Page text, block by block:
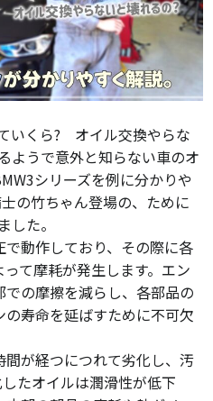
いくら? オイル交換やらな
ようで意外と知らない車のオ
シリーズを例に分かりや
の竹ちゃん登場の、ために
た。
動作しており、その際に各
て摩耗が発生します。エン
の摩擦を減らし、各部品の
寿命を延ばすために不可欠
が経つにつれて劣化し、汚
たオイルは潤滑性が低下